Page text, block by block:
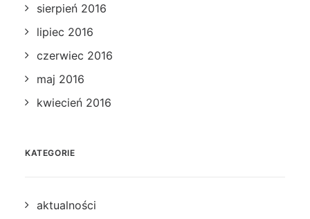
sierpień 2016
lipiec 2016
czerwiec 2016
maj 2016
kwiecień 2016
KATEGORIE
aktualności